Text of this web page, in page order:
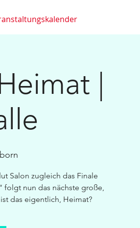
|
Salon zugleich das Finale
folgt nun das nächste große,
das eigentlich, Heimat?